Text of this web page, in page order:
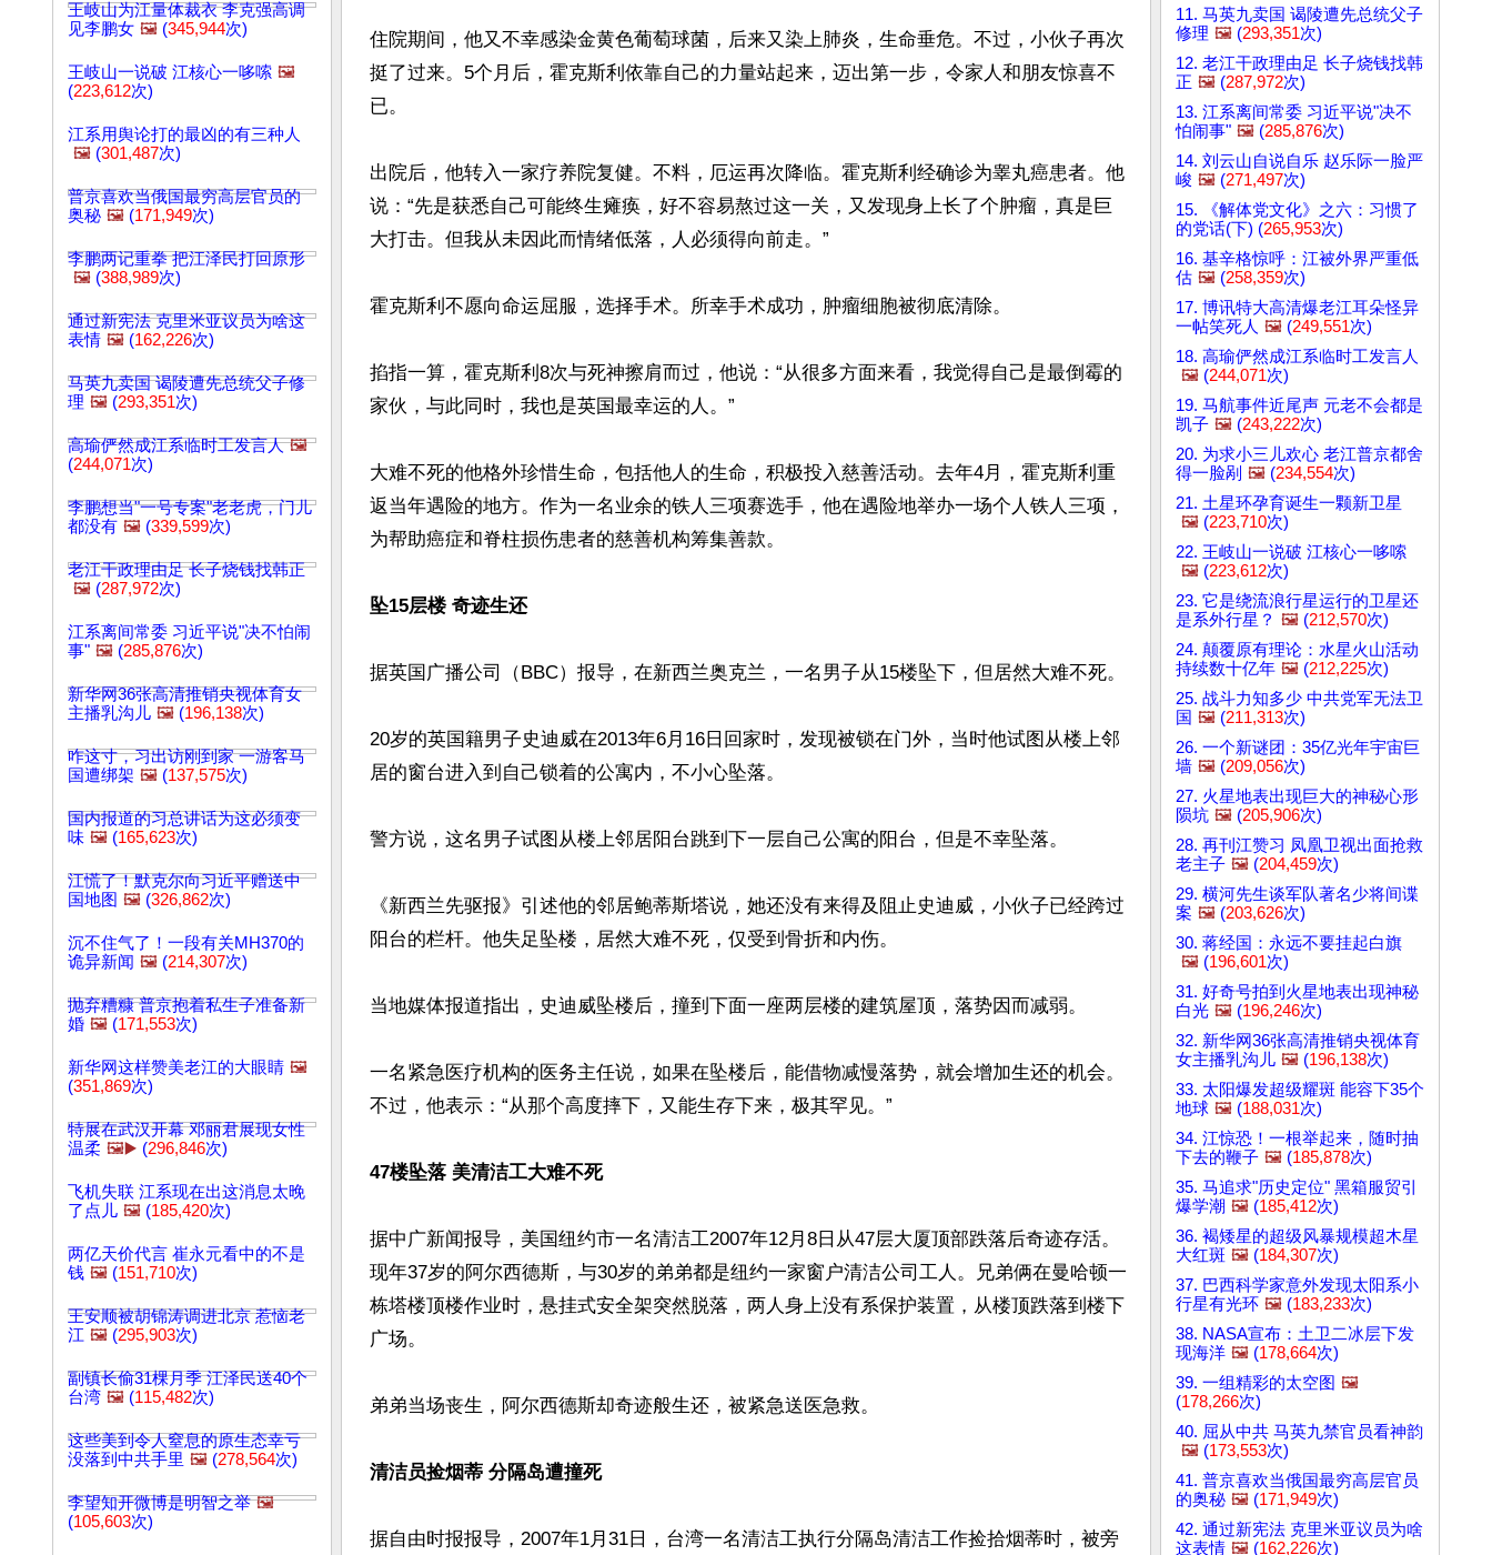
王岐山为江量体裁衣 李克强高调
见李鹏女 🖼️ (345,944次)
王岐山一说破 江核心一哆嗦 🖼️
(223,612次)
江系用舆论打的最凶的有三种人
🖼️ (301,487次)
普京喜欢当俄国最穷高层官员的
奥秘 🖼️ (171,949次)
李鹏两记重拳 把江泽民打回原形
🖼️ (388,989次)
通过新宪法 克里米亚议员为啥这
表情 🖼️ (162,226次)
马英九卖国 谒陵遭先总统父子修
理 🖼️ (293,351次)
高瑜俨然成江系临时工发言人 🖼️
(244,071次)
李鹏想当"一号专案"老老虎，门儿
都没有 🖼️ (339,599次)
老江干政理由足 长子烧钱找韩正
🖼️ (287,972次)
江系离间常委 习近平说"决不怕闹
事" 🖼️ (285,876次)
新华网36张高清推销央视体育女
主播乳沟儿 🖼️ (196,138次)
咋这寸，习出访刚到家 一游客马
国遭绑架 🖼️ (137,575次)
国内报道的习总讲话为这必须变
味 🖼️ (165,623次)
江慌了！默克尔向习近平赠送中
国地图 🖼️ (326,862次)
沉不住气了！一段有关MH370的
诡异新闻 🖼️ (214,307次)
抛弃糟糠 普京抱着私生子准备新
婚 🖼️ (171,553次)
新华网这样赞美老江的大眼睛 🖼️
(351,869次)
特展在武汉开幕 邓丽君展现女性
温柔 🖼️▶️ (296,846次)
飞机失联 江系现在出这消息太晚
了点儿 🖼️ (185,420次)
两亿天价代言 崔永元看中的不是
钱 🖼️ (151,710次)
王安顺被胡锦涛调进北京 惹恼老
江 🖼️ (295,903次)
副镇长偷31棵月季 江泽民送40个
台湾 🖼️ (115,482次)
这些美到令人窒息的原生态幸亏
没落到中共手里 🖼️ (278,564次)
李望知开微博是明智之举 🖼️
(105,603次)
住院期间，他又不幸感染金黄色葡萄球菌，后来又染上肺炎，生命垂危。不过，小伙子再次
挺了过来。5个月后，霍克斯利依靠自己的力量站起来，迈出第一步，令家人和朋友惊喜不
已。
出院后，他转入一家疗养院复健。不料，厄运再次降临。霍克斯利经确诊为睾丸癌患者。他
说：“先是获悉自己可能终生瘫痪，好不容易熬过这一关，又发现身上长了个肿瘤，真是巨
大打击。但我从未因此而情绪低落，人必须得向前走。”
霍克斯利不愿向命运屈服，选择手术。所幸手术成功，肿瘤细胞被彻底清除。
掐指一算，霍克斯利8次与死神擦肩而过，他说：“从很多方面来看，我觉得自己是最倒霉的
家伙，与此同时，我也是英国最幸运的人。”
大难不死的他格外珍惜生命，包括他人的生命，积极投入慈善活动。去年4月，霍克斯利重
返当年遇险的地方。作为一名业余的铁人三项赛选手，他在遇险地举办一场个人铁人三项，
为帮助癌症和脊柱损伤患者的慈善机构筹集善款。
坠15层楼 奇迹生还
据英国广播公司（BBC）报导，在新西兰奥克兰，一名男子从15楼坠下，但居然大难不死。
20岁的英国籍男子史迪威在2013年6月16日回家时，发现被锁在门外，当时他试图从楼上邻
居的窗台进入到自己锁着的公寓内，不小心坠落。
警方说，这名男子试图从楼上邻居阳台跳到下一层自己公寓的阳台，但是不幸坠落。
《新西兰先驱报》引述他的邻居鲍蒂斯塔说，她还没有来得及阻止史迪威，小伙子已经跨过
阳台的栏杆。他失足坠楼，居然大难不死，仅受到骨折和内伤。
当地媒体报道指出，史迪威坠楼后，撞到下面一座两层楼的建筑屋顶，落势因而减弱。
一名紧急医疗机构的医务主任说，如果在坠楼后，能借物减慢落势，就会增加生还的机会。
不过，他表示：“从那个高度摔下，又能生存下来，极其罕见。”
47楼坠落 美清洁工大难不死
据中广新闻报导，美国纽约市一名清洁工2007年12月8日从47层大厦顶部跌落后奇迹存活。
现年37岁的阿尔西德斯，与30岁的弟弟都是纽约一家窗户清洁公司工人。兄弟俩在曼哈顿一
栋塔楼顶楼作业时，悬挂式安全架突然脱落，两人身上没有系保护装置，从楼顶跌落到楼下
广场。
弟弟当场丧生，阿尔西德斯却奇迹般生还，被紧急送医急救。
清洁员捡烟蒂 分隔岛遭撞死
据自由时报报导，2007年1月31日，台湾一名清洁工执行分隔岛清洁工作捡拾烟蒂时，被旁
11. 马英九卖国 谒陵遭先总统父子
修理 🖼️ (293,351次)
12. 老江干政理由足 长子烧钱找韩
正 🖼️ (287,972次)
13. 江系离间常委 习近平说"决不
怕闹事" 🖼️ (285,876次)
14. 刘云山自说自乐 赵乐际一脸严
峻 🖼️ (271,497次)
15. 《解体党文化》之六：习惯了
的党话(下) (265,953次)
16. 基辛格惊呼：江被外界严重低
估 🖼️ (258,359次)
17. 博讯特大高清爆老江耳朵怪异
一帖笑死人 🖼️ (249,551次)
18. 高瑜俨然成江系临时工发言人
🖼️ (244,071次)
19. 马航事件近尾声 元老不会都是
凯子 🖼️ (243,222次)
20. 为求小三儿欢心 老江普京都舍
得一脸剐 🖼️ (234,554次)
21. 土星环孕育诞生一颗新卫星
🖼️ (223,710次)
22. 王岐山一说破 江核心一哆嗦
🖼️ (223,612次)
23. 它是绕流浪行星运行的卫星还
是系外行星？ 🖼️ (212,570次)
24. 颠覆原有理论：水星火山活动
持续数十亿年 🖼️ (212,225次)
25. 战斗力知多少 中共党军无法卫
国 🖼️ (211,313次)
26. 一个新谜团：35亿光年宇宙巨
墙 🖼️ (209,056次)
27. 火星地表出现巨大的神秘心形
陨坑 🖼️ (205,906次)
28. 再刊江赞习 凤凰卫视出面抢救
老主子 🖼️ (204,459次)
29. 横河先生谈军队著名少将间谍
案 🖼️ (203,626次)
30. 蒋经国：永远不要挂起白旗
🖼️ (196,601次)
31. 好奇号拍到火星地表出现神秘
白光 🖼️ (196,246次)
32. 新华网36张高清推销央视体育
女主播乳沟儿 🖼️ (196,138次)
33. 太阳爆发超级耀斑 能容下35个
地球 🖼️ (188,031次)
34. 江惊恐！一根举起来，随时抽
下去的鞭子 🖼️ (185,878次)
35. 马追求"历史定位" 黑箱服贸引
爆学潮 🖼️ (185,412次)
36. 褐矮星的超级风暴规模超木星
大红斑 🖼️ (184,307次)
37. 巴西科学家意外发现太阳系小
行星有光环 🖼️ (183,233次)
38. NASA宣布：土卫二冰层下发
现海洋 🖼️ (178,664次)
39. 一组精彩的太空图 🖼️
(178,266次)
40. 屈从中共 马英九禁官员看神韵
🖼️ (173,553次)
41. 普京喜欢当俄国最穷高层官员
的奥秘 🖼️ (171,949次)
42. 通过新宪法 克里米亚议员为啥
这表情 🖼️ (162,226次)